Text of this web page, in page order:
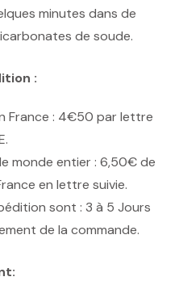
minutes dans de
de soude.
:
France : 4€50 par lettre
monde entier : 6,50€ de
en lettre suivie.
sont : 3 à 5 Jours
de la commande.